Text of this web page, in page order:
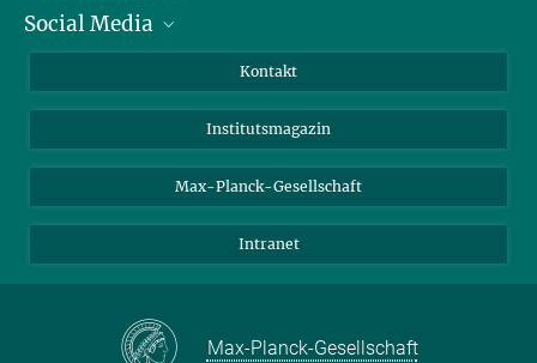
Alumni
Schulen
Studierende
Social Media
Facebook
YouTube
Kontakt
Institutsmagazin
Max-Planck-Gesellschaft
Intranet
Max-Planck-Gesellschaft